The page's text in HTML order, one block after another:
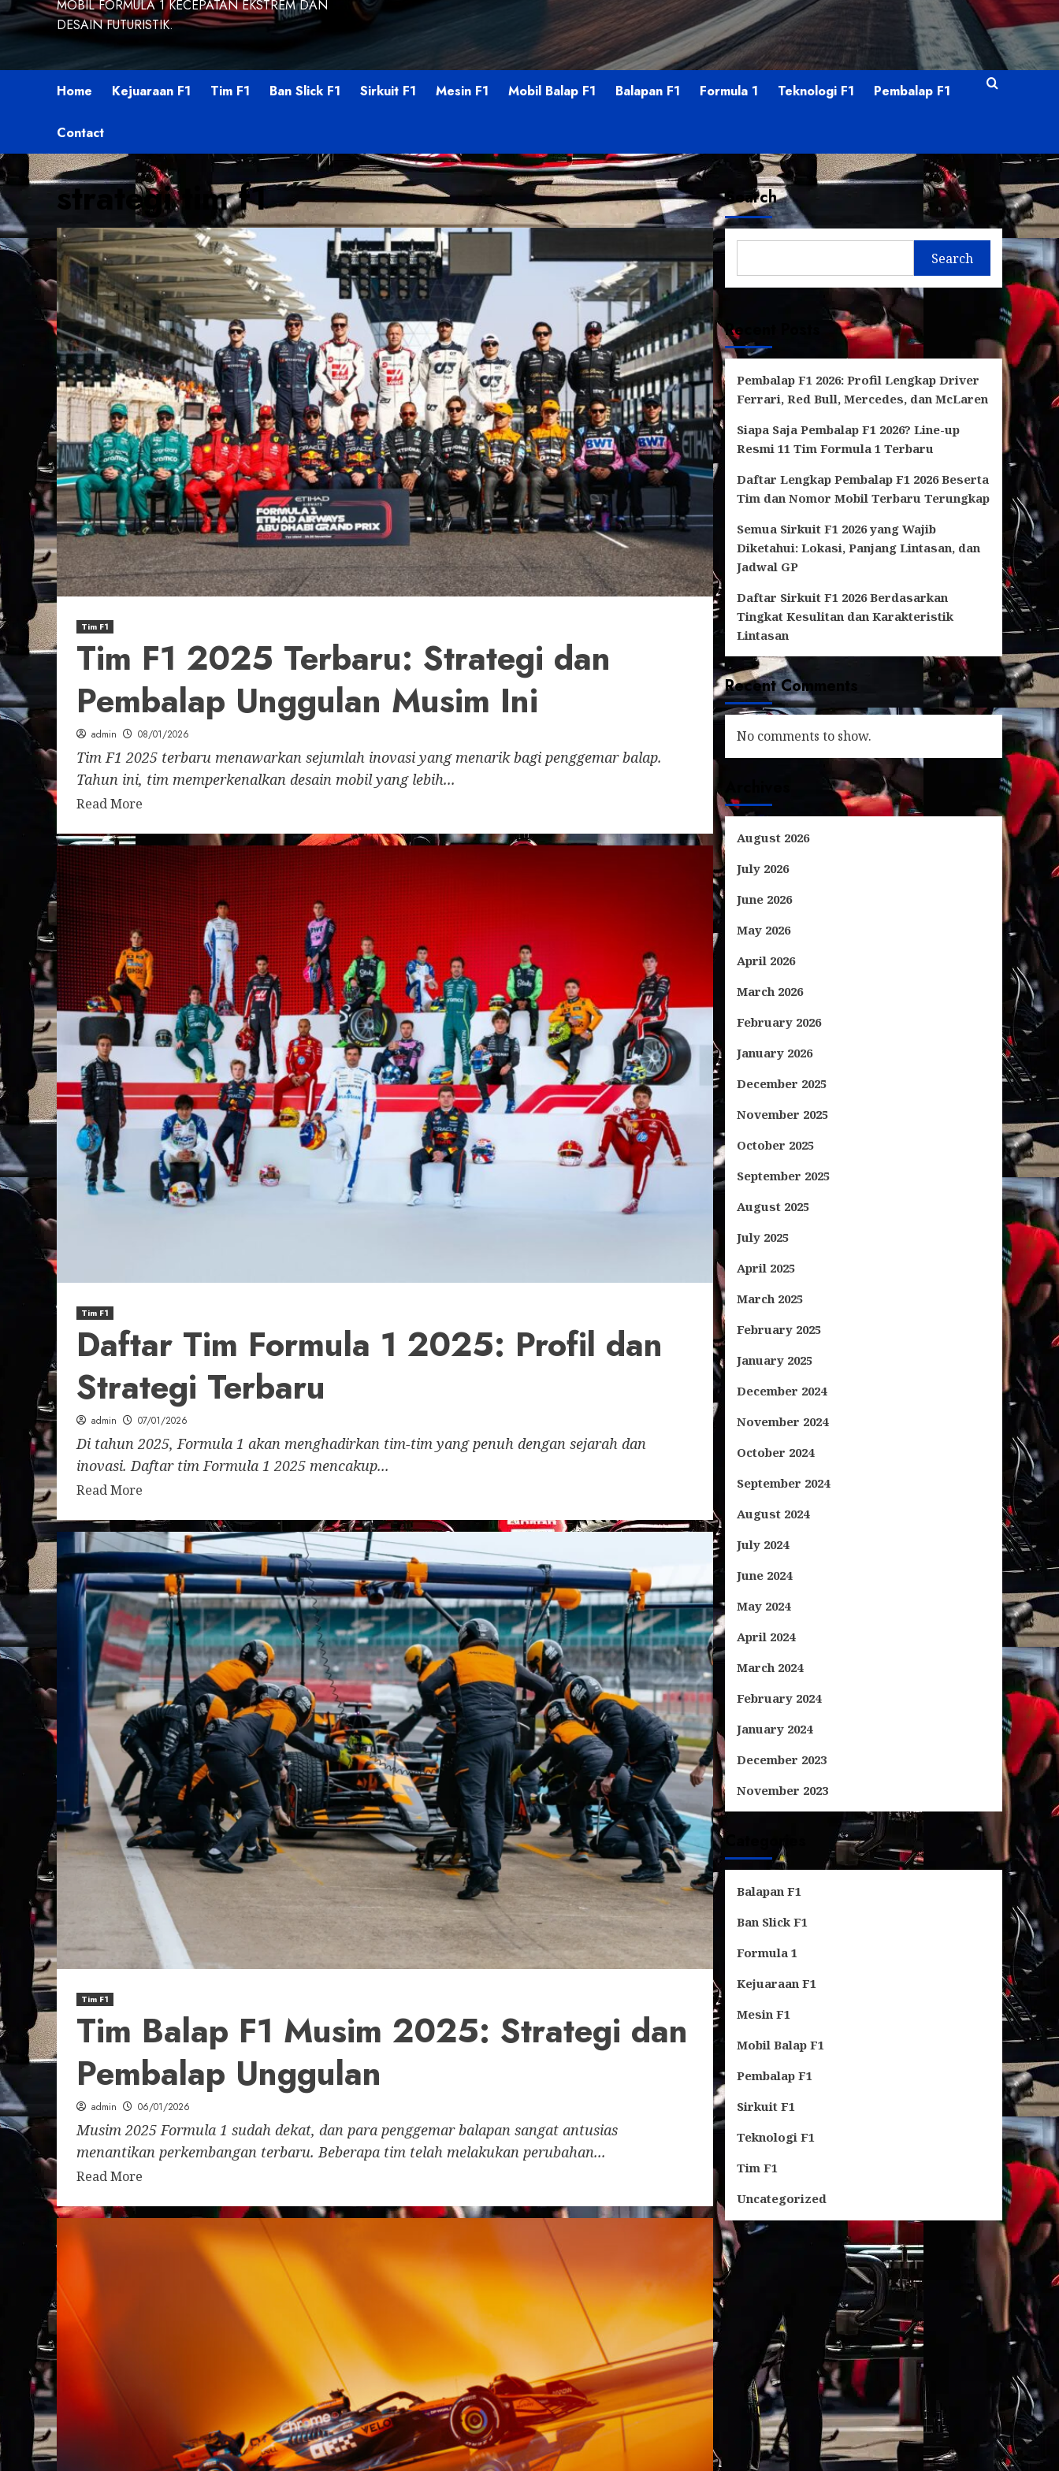
MOBIL FORMULA 1 KECEPATAN EKSTREM DAN
DESAIN FUTURISTIK.
Home Kejuaraan F1 Tim F1 Ban Slick F1 Sirkuit F1 Mesin F1 Mobil Balap F1 Balapan F1 Formula 1 Teknologi F1 Pembalap F1
Contact
strategi tim f1
Tim F1
Tim F1 2025 Terbaru: Strategi dan
Pembalap Unggulan Musim Ini
admin 08/01/2026
Tim F1 2025 terbaru menawarkan sejumlah inovasi yang menarik bagi penggemar balap.
Tahun ini, tim memperkenalkan desain mobil yang lebih...
Read More
Tim F1
Daftar Tim Formula 1 2025: Profil dan
Strategi Terbaru
admin 07/01/2026
Di tahun 2025, Formula 1 akan menghadirkan tim-tim yang penuh dengan sejarah dan
inovasi. Daftar tim Formula 1 2025 mencakup...
Read More
Tim F1
Tim Balap F1 Musim 2025: Strategi dan
Pembalap Unggulan
admin 06/01/2026
Musim 2025 Formula 1 sudah dekat, dan para penggemar balapan sangat antusias
menantikan perkembangan terbaru. Beberapa tim telah melakukan perubahan...
Read More
Search
Search
Recent Posts
Pembalap F1 2026: Profil Lengkap Driver
Ferrari, Red Bull, Mercedes, dan McLaren
Siapa Saja Pembalap F1 2026? Line-up
Resmi 11 Tim Formula 1 Terbaru
Daftar Lengkap Pembalap F1 2026 Beserta
Tim dan Nomor Mobil Terbaru Terungkap
Semua Sirkuit F1 2026 yang Wajib
Diketahui: Lokasi, Panjang Lintasan, dan
Jadwal GP
Daftar Sirkuit F1 2026 Berdasarkan
Tingkat Kesulitan dan Karakteristik
Lintasan
Recent Comments
No comments to show.
August 2026
July 2026
June 2026
May 2026
April 2026
March 2026
February 2026
January 2026
December 2025
November 2025
October 2025
September 2025
August 2025
July 2025
April 2025
March 2025
February 2025
January 2025
December 2024
November 2024
October 2024
September 2024
August 2024
July 2024
June 2024
May 2024
April 2024
March 2024
February 2024
January 2024
December 2023
November 2023
Categories
Balapan F1
Ban Slick F1
Formula 1
Kejuaraan F1
Mesin F1
Mobil Balap F1
Pembalap F1
Sirkuit F1
Teknologi F1
Tim F1
Uncategorized